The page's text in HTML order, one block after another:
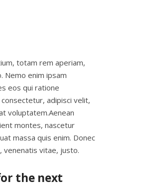
totam rem aperiam,
Nemo enim ipsam
eos qui ratione
adipisci velit,
voluptatem.Aenean
montes, nascetur
massa quis enim. Donec
venenatis vitae, justo.
the next